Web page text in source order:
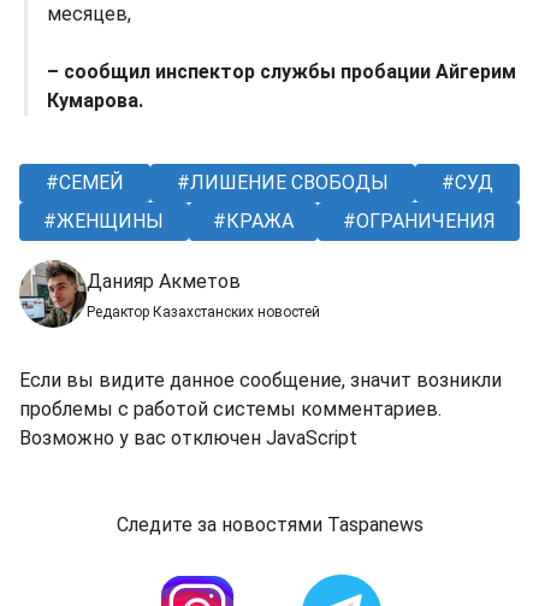
месяцев,
– сообщил инспектор службы пробации Айгерим
Кумарова.
СЕМЕЙ ЛИШЕНИЕ СВОБОДЫ
СУД
ЖЕНЩИНЫ
КРАЖА ОГРАНИЧЕНИЯ
Данияр Акметов
Редактор Казахстанских новостей
Если вы видите данное сообщение, значит возникли
проблемы с работой системы комментариев.
Возможно у вас отключен JavaScript
Следите за новостями Taspanews